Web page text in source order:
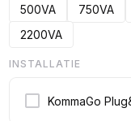
500VA 750VA
2200VA
INSTALLATIE
KommaGo